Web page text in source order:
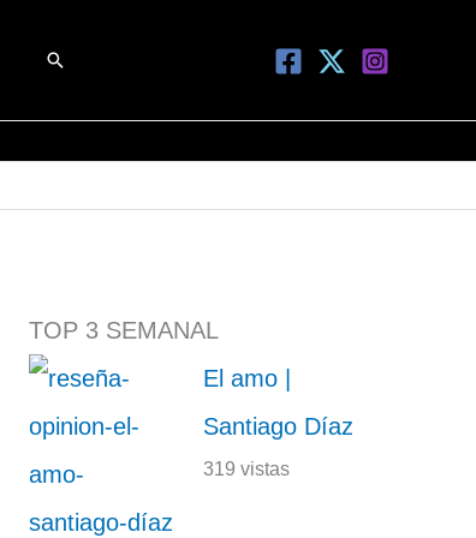
Buscar
TOP 3 SEMANAL
El amo |
Santiago Díaz
319 vistas